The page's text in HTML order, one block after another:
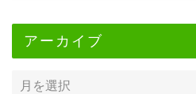
アーカイブ